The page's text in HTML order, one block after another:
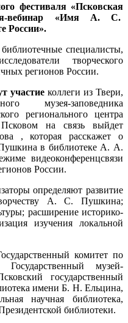
фестиваля «Псковская
вебинар «Имя А. С.
России».
специалисты,
творческого
регионов России.
участие коллеги из Твери,
музея-заповедника
регионального центра
на связь выйдет
, которая расскажет о
в библиотеке А. А.
видеоконференцсвязи
России.
определяют развитие
А. С. Пушкина;
расширение историко-
изучения локальной
комитет по
Государственный музей-
государственный
имени Б. Н. Ельцина,
научная библиотека,
библиотеки.